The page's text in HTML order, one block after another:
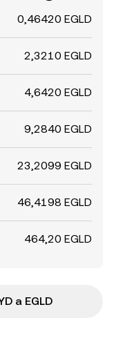
0,46420 EGLD
2,3210 EGLD
4,6420 EGLD
9,2840 EGLD
23,2099 EGLD
46,4198 EGLD
464,20 EGLD
a EGLD